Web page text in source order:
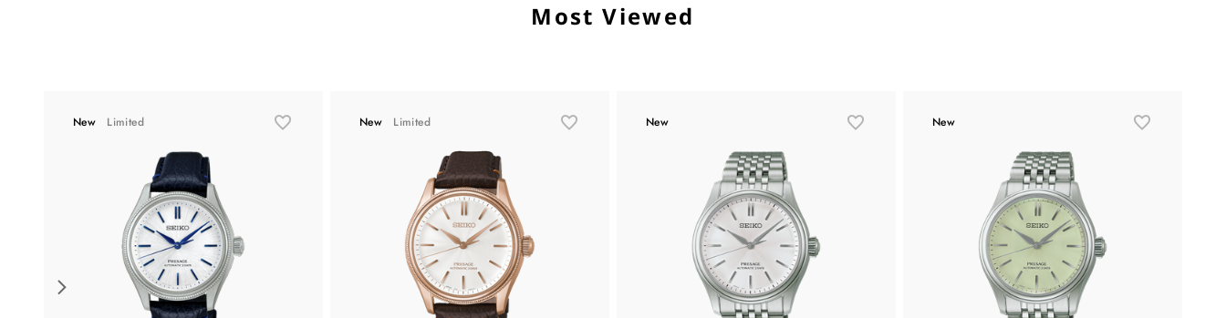
Most Viewed
New Limited New Limited New New